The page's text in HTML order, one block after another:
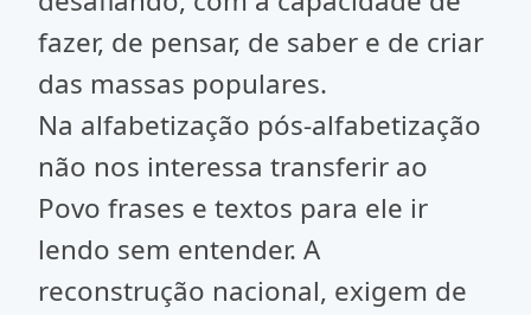
fazer, de pensar, de saber e de criar
das massas populares.
Na alfabetização pós-alfabetização
não nos interessa transferir ao
Povo frases e textos para ele ir
lendo sem entender. A
reconstrução nacional, exigem de